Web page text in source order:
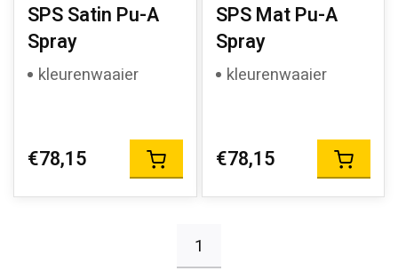
SPS Satin Pu-A
Spray
kleurenwaaier
€78,15
SPS Mat Pu-A
Spray
kleurenwaaier
€78,15
1